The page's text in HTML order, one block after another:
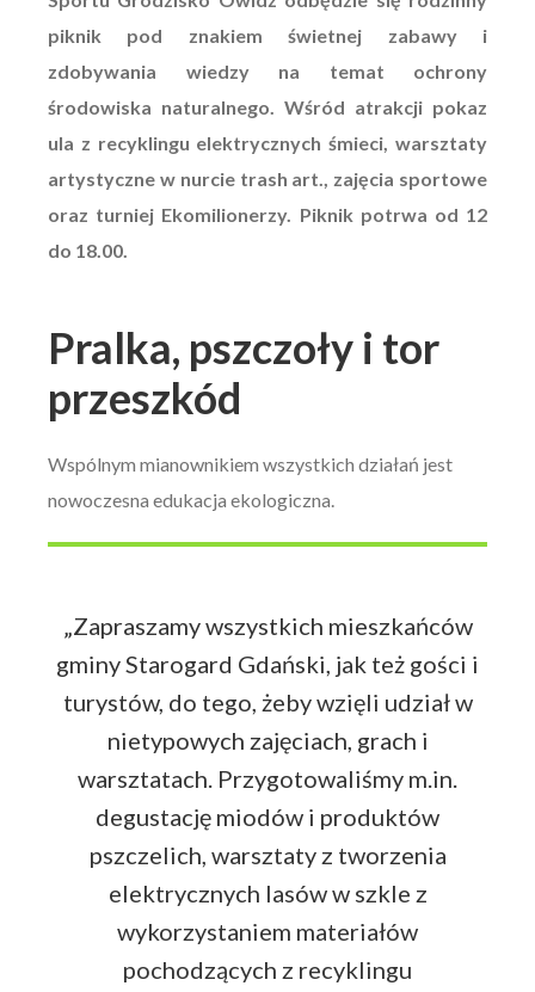
piknik pod znakiem świetnej zabawy i
zdobywania wiedzy na temat ochrony
środowiska naturalnego. Wśród atrakcji pokaz
ula z recyklingu elektrycznych śmieci, warsztaty
artystyczne w nurcie trash art., zajęcia sportowe
oraz turniej Ekomilionerzy. Piknik potrwa od 12
do 18.00.
Pralka, pszczoły i tor
przeszkód
Wspólnym mianownikiem wszystkich działań jest
nowoczesna edukacja ekologiczna.
„Zapraszamy wszystkich mieszkańców
gminy Starogard Gdański, jak też gości i
turystów, do tego, żeby wzięli udział w
nietypowych zajęciach, grach i
warsztatach. Przygotowaliśmy m.in.
degustację miodów i produktów
pszczelich, warsztaty z tworzenia
elektrycznych lasów w szkle z
wykorzystaniem materiałów
pochodzących z recyklingu